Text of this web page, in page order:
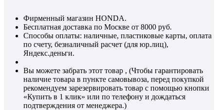
Фирменный магазин HONDA.
Бесплатная доставка по Москве от 8000 руб.
Способы оплаты: наличные, пластиковые карты, оплата
по счету, безналичный расчет (для юр.лиц),
Яндекс.деньги.
Вы можете забрать этот товар , (Чтобы гарантировать
наличие товара в пункте самовывоза, перед покупкой
рекомендуем зарезервировать товар с помощью кнопки
«Купить в 1 клик» или по телефону и дождаться
подтверждения от менеджера.)